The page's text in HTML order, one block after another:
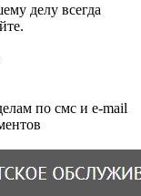
делу всегда
по смс и e-mail